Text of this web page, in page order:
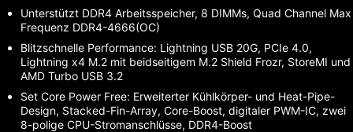
Unterstützt DDR4 Arbeitsspeicher, 8 DIMMs, Quad Channel Max
Frequenz DDR4-4666(OC)
Blitzschnelle Performance: Lightning USB 20G, PCIe 4.0,
Lightning x4 M.2 mit beidseitigem M.2 Shield Frozr, StoreMI und
AMD Turbo USB 3.2
Set Core Power Free: Erweiterter Kühlkörper- und Heat-Pipe-
Design, Stacked-Fin-Array, Core-Boost, digitaler PWM-IC, zwei
8-polige CPU-Stromanschlüsse, DDR4-Boost